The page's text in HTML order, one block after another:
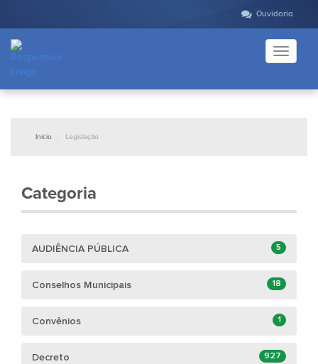
Ouvidoria
Toggle
Início Legislação
Categoria
AUDIÊNCIA PÚBLICA 5
Conselhos Municipais 18
Convênios 1
Decreto 927